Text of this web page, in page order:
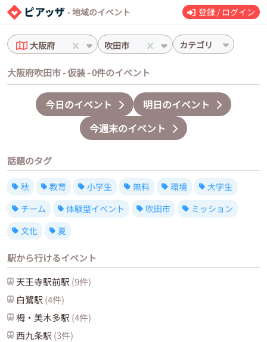
- 地域のイベント 登録 / ログイン
大阪府 吹田市 カテゴリ
大阪府吹田市 - 仮装 - 0件のイベント
今日のイベント
明日のイベント
今週末のイベント
話題のタグ
秋 教育 小学生 無料 環境
大学生
チーム
体験型イベント 吹田市
ミッション
文化
夏
駅から行けるイベント
天王寺駅前駅 (9件)
白鷺駅 (4件)
栂・美木多駅 (4件)
西九条駅 (3件)